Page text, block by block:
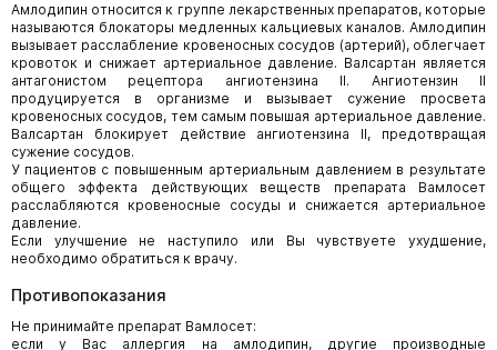
Амлодипин относится к группе лекарственных препаратов, которые
называются блокаторы медленных кальциевых каналов. Амлодипин
вызывает расслабление кровеносных сосудов (артерий), облегчает
кровоток и снижает артериальное давление. Валсартан является
антагонистом рецептора ангиотензина II. Ангиотензин II
продуцируется в организме и вызывает сужение просвета
кровеносных сосудов, тем самым повышая артериальное давление.
Валсартан блокирует действие ангиотензина II, предотвращая
сужение сосудов.
У пациентов с повышенным артериальным давлением в результате
общего эффекта действующих веществ препарата Вамлосет
расслабляются кровеносные сосуды и снижается артериальное
давление.
Если улучшение не наступило или Вы чувствуете ухудшение,
необходимо обратиться к врачу.
Противопоказания
Не принимайте препарат Вамлосет:
если у Вас аллергия на амлодипин, другие производные